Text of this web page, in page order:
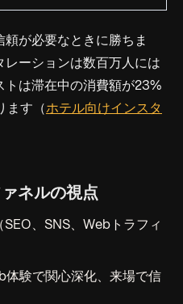
が必要なときに勝ちま
ーションは数百万人には
トは滞在中の消費額が23%
ます（ ホテル向けインスタ
ネルの視点
、SNS、Webトラフィ
験で関心深化、来場で信